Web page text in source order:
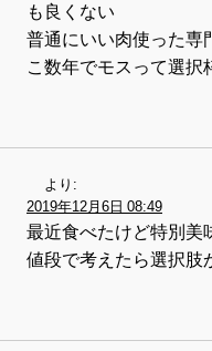
も良くない
普通にいい肉使った専
こ数年でモスって選択
より:
2019年12月6日 08:49
最近食べたけど特別美
値段で考えたら選択肢